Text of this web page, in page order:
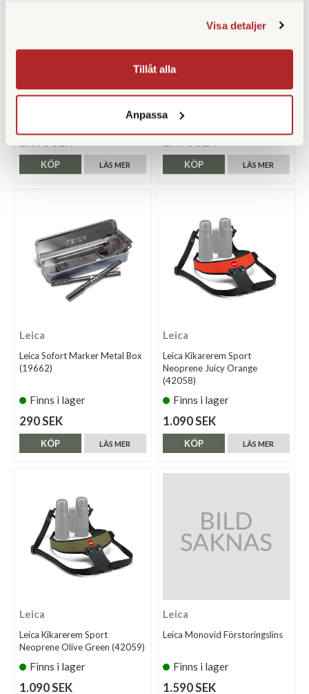
Visa detaljer
Tillåt alla
Anpassa
Petrol (18568)
LÄS MER
KÖP
Leica APO Televid 82
Allvädersväska Svart RAK
Finns i lager
LÄS MER
KÖP
Leica
Leica Sofort Marker Metal Box
(19662)
Finns i lager
290 SEK
LÄS MER
KÖP
Leica
Leica Kikarerem Sport
Neoprene Juicy Orange
(42058)
Finns i lager
1.090 SEK
LÄS MER
KÖP
Leica
Leica Kikarerem Sport
Neoprene Olive Green (42059)
Finns i lager
1.090 SEK
Leica
Leica Monovid Förstoringslins
Finns i lager
1.590 SEK